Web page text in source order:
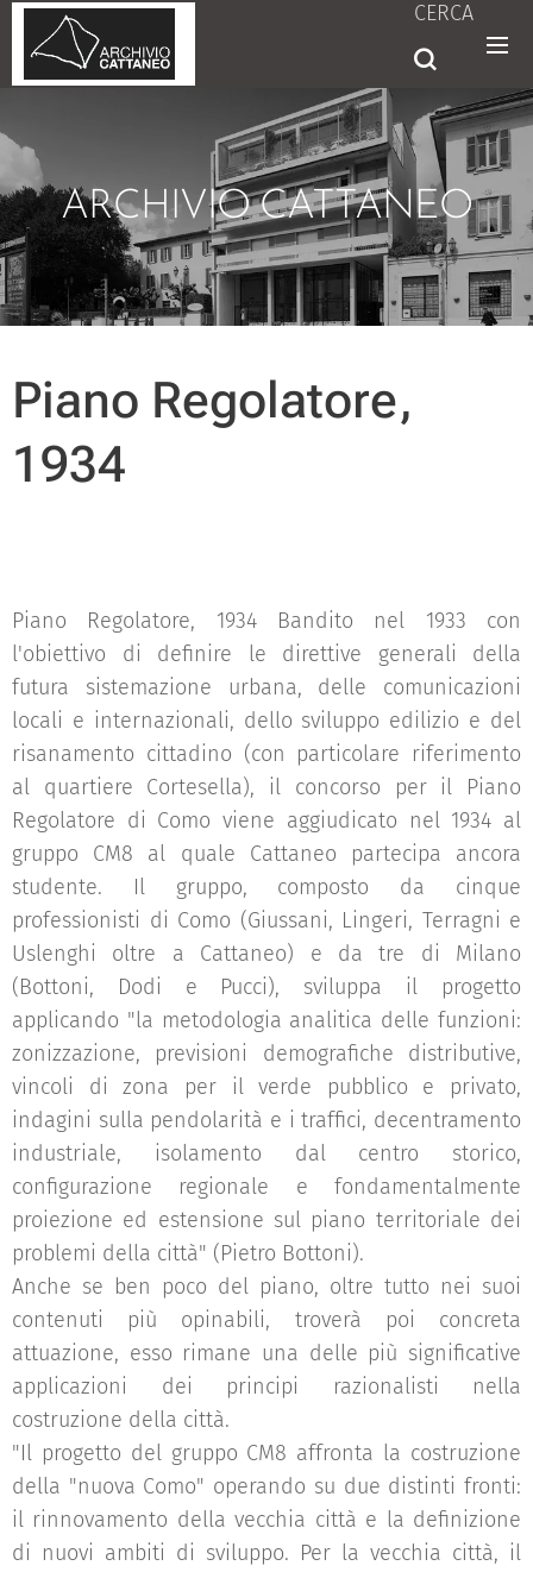
CERCA
ARCHIVIO CATTANEO
Piano Regolatore,
1934
Piano Regolatore, 1934 Bandito nel 1933 con
l'obiettivo di definire le direttive generali della
futura sistemazione urbana, delle comunicazioni
locali e internazionali, dello sviluppo edilizio e del
risanamento cittadino (con particolare riferimento
al quartiere Cortesella), il concorso per il Piano
Regolatore di Como viene aggiudicato nel 1934 al
gruppo CM8 al quale Cattaneo partecipa ancora
studente. Il gruppo, composto da cinque
professionisti di Como (Giussani, Lingeri, Terragni e
Uslenghi oltre a Cattaneo) e da tre di Milano
(Bottoni, Dodi e Pucci), sviluppa il progetto
applicando "la metodologia analitica delle funzioni:
zonizzazione, previsioni demografiche distributive,
vincoli di zona per il verde pubblico e privato,
indagini sulla pendolarità e i traffici, decentramento
industriale, isolamento dal centro storico,
configurazione regionale e fondamentalmente
proiezione ed estensione sul piano territoriale dei
problemi della città" (Pietro Bottoni).
Anche se ben poco del piano, oltre tutto nei suoi
contenuti più opinabili, troverà poi concreta
attuazione, esso rimane una delle più significative
applicazioni dei principi razionalisti nella
costruzione della città.
"Il progetto del gruppo CM8 affronta la costruzione
della "nuova Como" operando su due distinti fronti:
il rinnovamento della vecchia città e la definizione
di nuovi ambiti di sviluppo. Per la vecchia città, il